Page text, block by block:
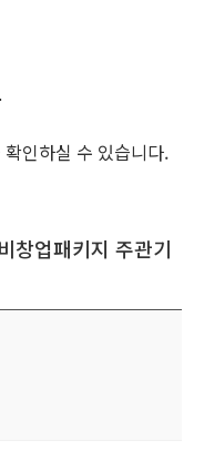
인하실 수 있습니다.
창업패키지 주관기